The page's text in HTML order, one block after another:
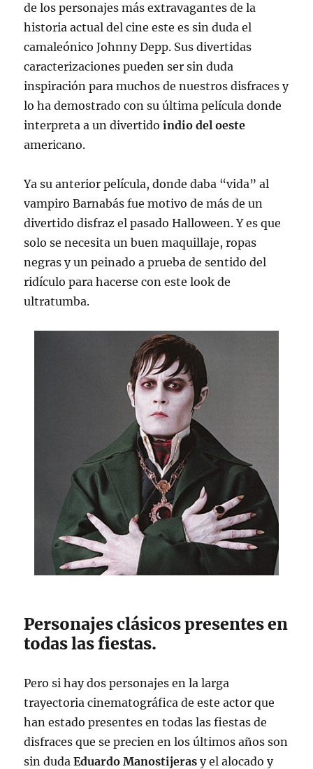
de los personajes más extravagantes de la
historia actual del cine este es sin duda el
camaleónico Johnny Depp. Sus divertidas
caracterizaciones pueden ser sin duda
inspiración para muchos de nuestros disfraces y
lo ha demostrado con su última película donde
interpreta a un divertidoindio del oeste
americano.
Ya su anterior película, donde daba “vida” al
vampiro Barnabás fue motivo de más de un
divertido disfraz el pasado Halloween. Y es que
solo se necesita un buen maquillaje, ropas
negras y un peinado a prueba de sentido del
ridículo para hacerse con este look de
ultratumba.
Personajes clásicos presentes en
todas las fiestas.
Pero si hay dos personajes en la larga
trayectoria cinematográfica de este actor que
han estado presentes en todas las fiestas de
disfraces que se precien en los últimos años son
sin dudaEduardo Manostijeras y el alocado y